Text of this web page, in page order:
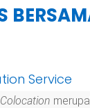
Service
Colocation